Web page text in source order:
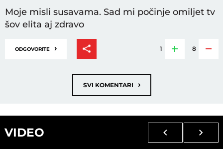
Moje misli susavama. Sad mi počinje omiljet tv
šov elita aj zdravo
ODGOVORITE › 1 8
SVI KOMENTARI ›
VIDEO